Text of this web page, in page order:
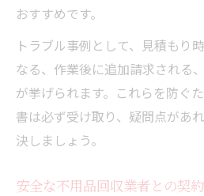
おすすめです。
トラブル事例として、見積もり
なる、作業後に追加請求される
が挙げられます。これらを防ぐ
書は必ず受け取り、疑問点があ
決しましょう。
安全な不用品回収業者との契